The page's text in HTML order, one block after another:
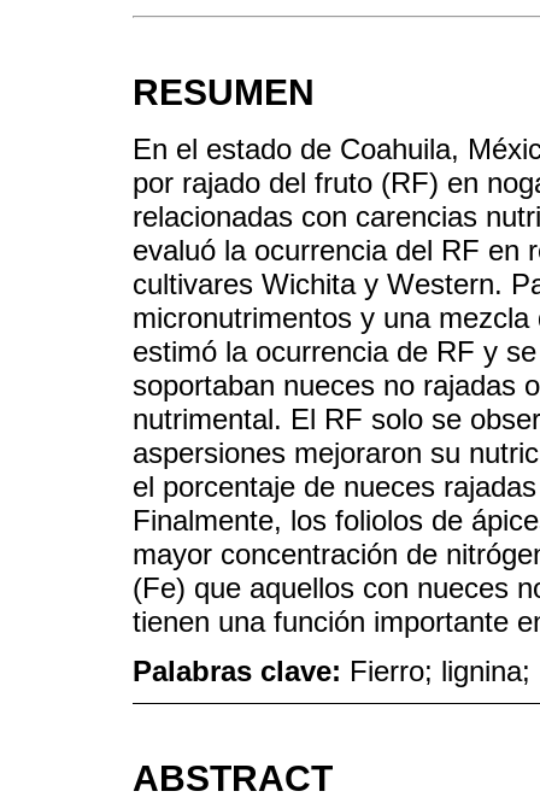
RESUMEN
En el estado de Coahuila,
por rajado del fruto (RF) en
relacionadas con carencias
evaluó la ocurrencia del RF en
cultivares Wichita y Western.
micronutrimentos y una
estimó la ocurrencia de RF y
soportaban nueces no rajadas
nutrimental. El RF solo se
aspersiones mejoraron su
el porcentaje de nueces
Finalmente, los foliolos de
mayor concentración de
(Fe) que aquellos con nueces
tienen una función importante
Palabras clave: Fierro;
ABSTRACT